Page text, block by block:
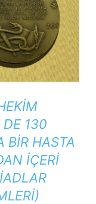
130
BIR HASTA
IÇERI